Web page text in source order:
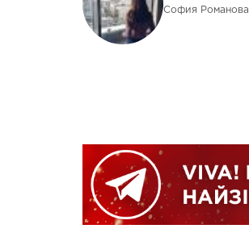
София Романова